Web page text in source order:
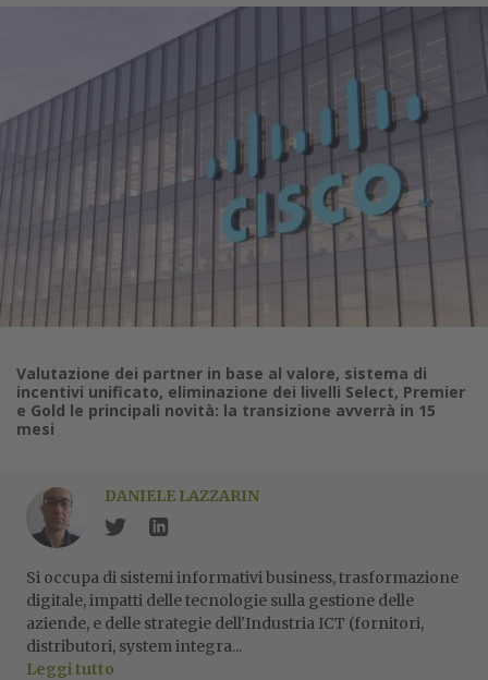
Valutazione dei partner in base al valore, sistema di
incentivi unificato, eliminazione dei livelli Select, Premier
e Gold le principali novità: la transizione avverrà in 15
mesi
DANIELE LAZZARIN
Si occupa di sistemi informativi business, trasformazione
digitale, impatti delle tecnologie sulla gestione delle
aziende, e delle strategie dell'Industria ICT (fornitori,
distributori, system integra...
Leggi tutto